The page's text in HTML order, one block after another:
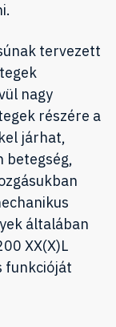
tervezett
nagy
részére a
járhat,
betegség,
általában
XX(X)L
funkcióját